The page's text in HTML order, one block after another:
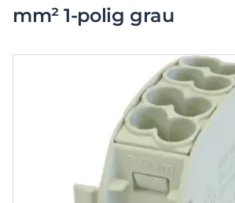
mm² 1-polig grau